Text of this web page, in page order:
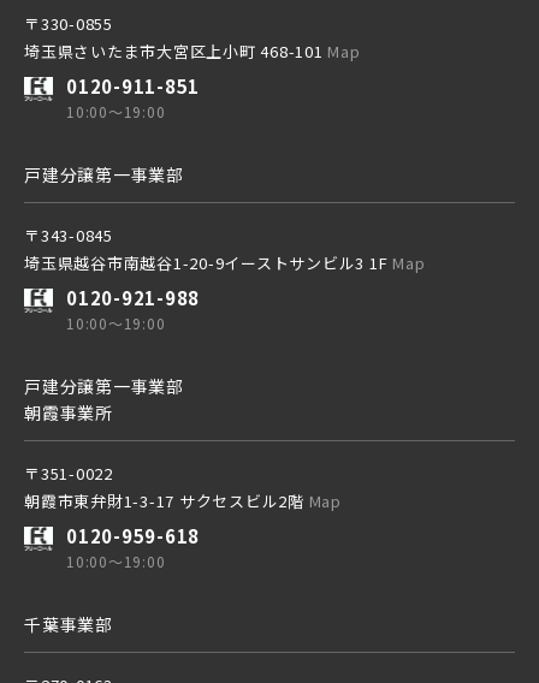
東武日光線
京成線
京成松戸線
京成本線
京成押上線
小学校まで徒歩圏内
〒330-0855
埼玉県さいたま市大宮区上小町 468-101 Map
0120-911-851
10:00～19:00
戸建分譲第一事業部
〒343-0845
埼玉県越谷市南越谷1-20-9イーストサンビル3 1F Map
0120-921-988
10:00～19:00
戸建分譲第一事業部
朝霞事業所
〒351-0022
朝霞市東弁財1-3-17 サクセスビル2階 Map
0120-959-618
10:00～19:00
千葉事業部